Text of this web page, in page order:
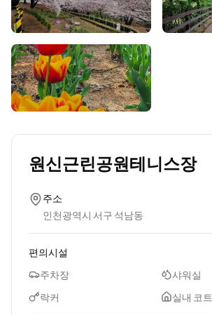
원신근린공원테니스장
주소
인천광역시 서구 석남동
편의시설
주차장
샤워실
락커
실내 코트